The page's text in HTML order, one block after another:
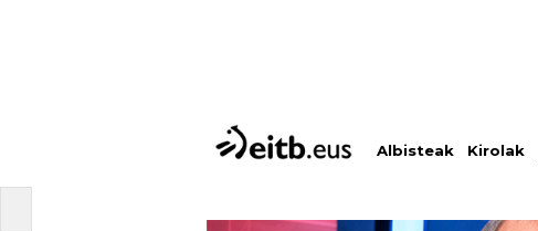
Albisteak Kirolak